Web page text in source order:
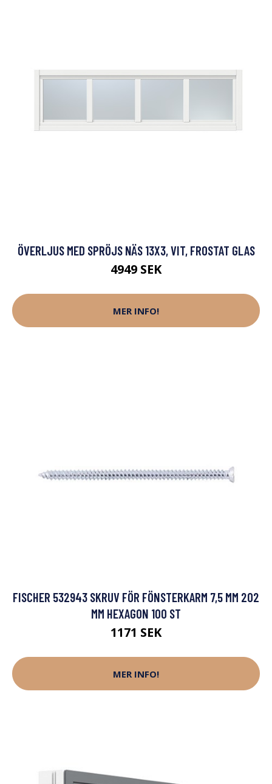
ÖVERLJUS MED SPRÖJS NÄS 13X3, VIT, FROSTAT GLAS
4949 SEK
MER INFO!
FISCHER 532943 SKRUV FÖR FÖNSTERKARM 7,5 MM 202
MM HEXAGON 100 ST
1171 SEK
MER INFO!